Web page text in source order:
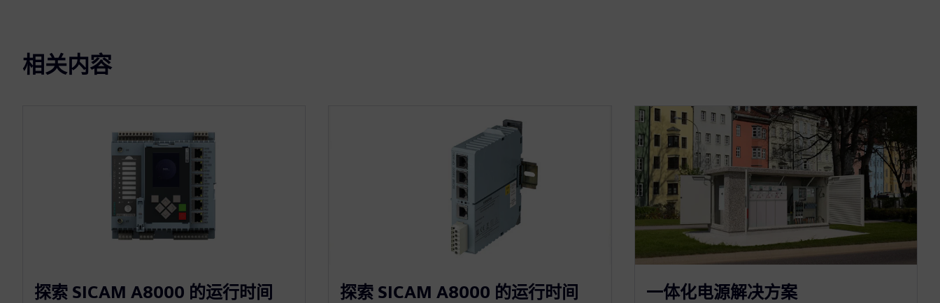
相关内容
探索 SICAM A8000 的运行时间
探索 SICAM A8000 的运行时间
一体化电源解决方案